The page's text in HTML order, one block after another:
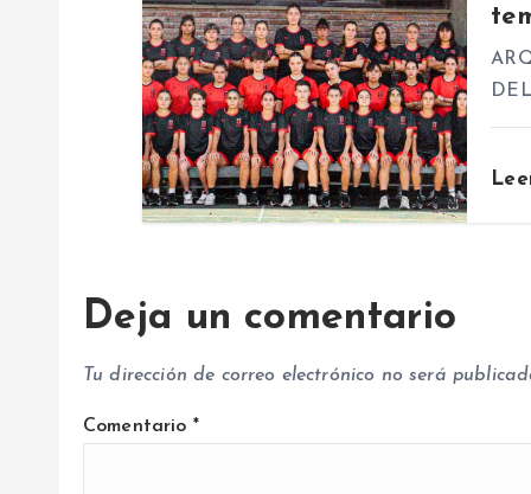
a
d
a
Deja un comentario
Tu dirección de correo electrónico no será
Comentario *